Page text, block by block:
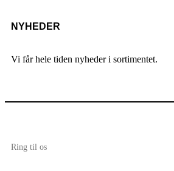
NYHEDER
Vi får hele tiden nyheder i sortimentet.
Ring til os